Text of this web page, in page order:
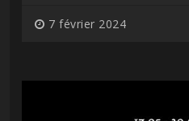
7 février 2024